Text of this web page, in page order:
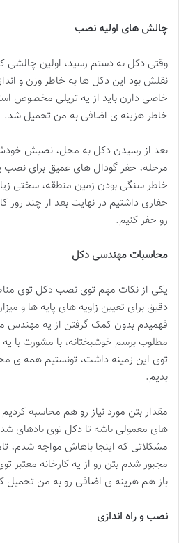
چالش های اولیه نصب
وقتی دکل به دستم رسید، اولین
نقلش بود این دکل ها به خاطر وزن و
خاصی دارن باید از یه تریلی مخصوص
خاطر هزینه ی اضافی به من تحمیل شد.
بعد از رسیدن دکل به محل، نصبش خودش
مرحله، حفر گودال های عمیق برای نصب
خاطر سنگی بودن زمین منطقه، سختی
حفاری داشتیم در نهایت بعد از چند روز
رو حفر کنیم.
محاسبات مهندسی دکل
یکی از نکات مهم توی نصب دکل توی
دقیق برای تعیین زاویه های پایه ها و
فهمیدم بدون کمک گرفتن از یه
مطلوب برسم خوشبختانه، با مشورت
توی این زمینه داشت، تونستیم همه ی
بدیم.
مقدار بتن مورد نیاز رو هم محاسبه
های معمولی باشه تا دکل توی بادهای
مشکلاتی که اینجا باهاش مواجه شدم،
مجبور شدم بتن رو از یه کارخانه
باز هم هزینه ی اضافی رو به من تحمیل
نصب و راه اندازی